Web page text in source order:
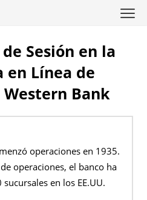
Sesión en la
en Línea de
Western Bank
operaciones en 1935.
operaciones, el banco ha
en los EE.UU.